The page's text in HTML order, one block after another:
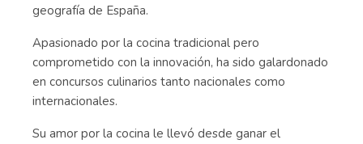
geografía de España.
Apasionado por la cocina tradicional pero
comprometido con la innovación, ha sido galardonado
en concursos culinarios tanto nacionales como
internacionales.
Su amor por la cocina le llevó desde ganar el